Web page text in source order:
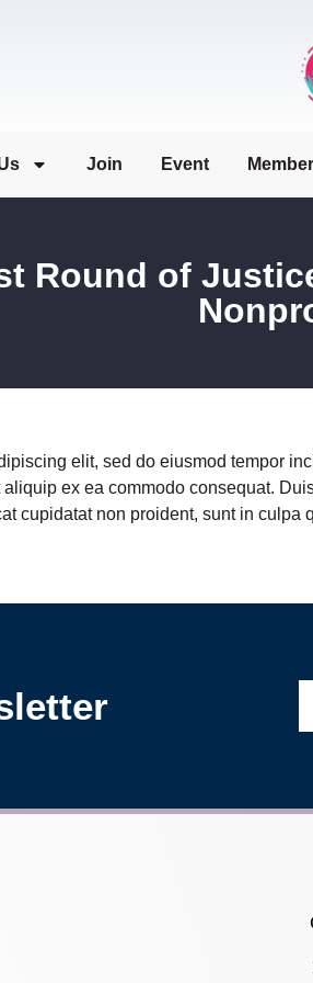
Join Event
Round of
elit, sed do eiusmod tempor
ex ea commodo consequat.
cupidatat non proident, sunt in culpa